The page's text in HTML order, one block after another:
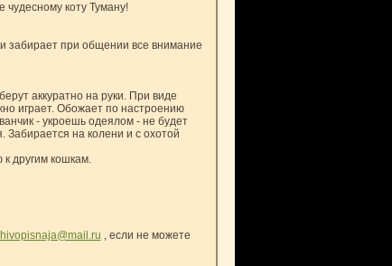
коту Туману!
забирает при общении все внимание
аккуратно на руки. При виде
играет. Обожает по настроению
- укроешь одеялом - не будет
Забирается на колени и с охотой
другим кошкам.
, если не можете